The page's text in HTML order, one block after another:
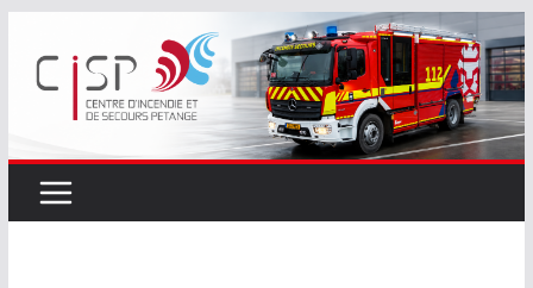
contenu